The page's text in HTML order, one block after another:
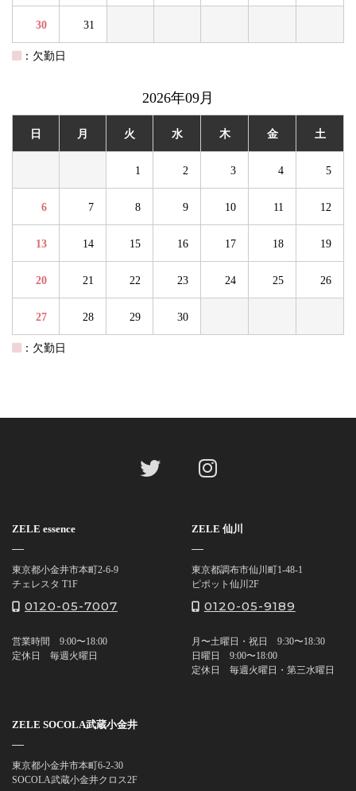
30 31
：欠勤日
2026年09月
日 月 火 水 木 金 土
1 2 3 4 5
6 7 8 9 10 11 12
13 14 15 16 17 18 19
20 21 22 23 24 25 26
27 28 29 30
：欠勤日
ZELE essence
東京都⼩⾦井市本町2-6-9
チェレスタ T1F
0120-05-7007
営業時間
9:00〜18:00
定休⽇
毎週⽕曜⽇
ZELE 仙川
東京都調布市仙川町1-48-1
ピポット仙川2F
0120-05-9189
⽉〜⼟曜⽇・祝⽇
9:30〜18:30
⽇曜⽇
9:00〜18:00
定休⽇
毎週⽕曜⽇・第三⽔曜⽇
ZELE SOCOLA武蔵⼩⾦井
東京都⼩⾦井市本町6-2-30
SOCOLA武蔵⼩⾦井クロス2F